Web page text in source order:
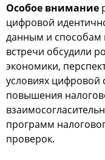
Особое внимание
цифровой
данным и способам
встречи обсудили
экономики,
условиях цифровой
повышения
программ
проверок.